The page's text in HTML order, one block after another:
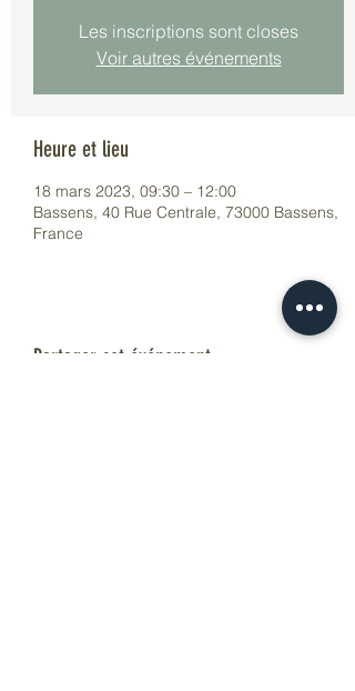
Les inscriptions sont closes
Voir autres événements
Heure et lieu
18 mars 2023, 09:30 – 12:00
Bassens, 40 Rue Centrale, 73000 Bassens,
France
Partager cet événement